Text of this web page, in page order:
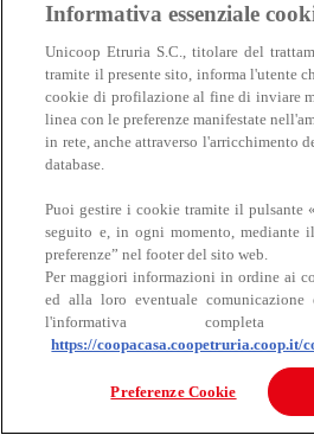
Carne
Bovino
Informativa essenziale
Unicoop Etruria S.C., titolare del
tramite il presente sito, informa l'utente
cookie di profilazione al fine di inviare
linea con le preferenze manifestate
in rete, anche attraverso l'arricchimento
database.
Puoi gestire i cookie tramite il pulsante
seguito e, in ogni momento, mediante
preferenze” nel footer del sito web.
Per maggiori informazioni in ordine ai
ed alla loro eventuale comunicazione
l'informativa
https://coopacasa.coopetruria.coop.it/
Preferenze Cookie